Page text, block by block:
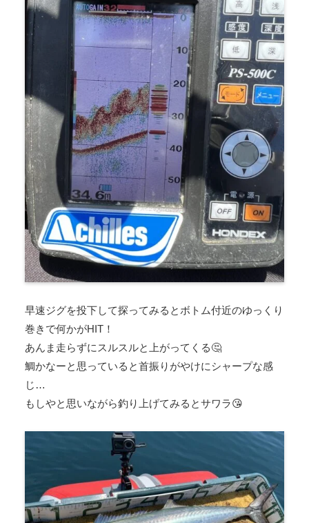
早速ジグを投下して探ってみるとボトム付近のゆっくり
巻きで何かがHIT！
あんま走らずにスルスルと上がってくる🤔
鯛かなーと思っていると首振りがやけにシャープな感
じ…
もしやと思いながら釣り上げてみるとサワラ😘